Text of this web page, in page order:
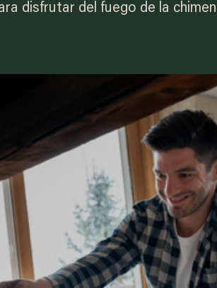
disfrutar del fuego de la